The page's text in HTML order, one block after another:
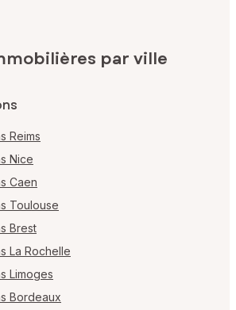
par ville
Reims
Nice
Caen
Toulouse
Brest
La Rochelle
Limoges
Bordeaux